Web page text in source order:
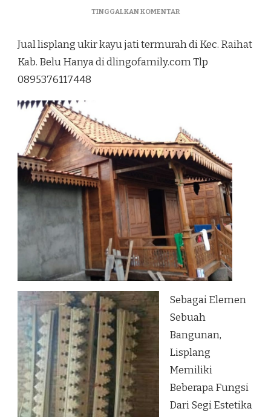
TINGGALKAN KOMENTARPADA
UKIR
KAYU
KAB.
BELU
Jual lisplang ukir kayu jati termurah di Kec. Raihat
Kab. Belu Hanya di dlingofamily.com Tlp
0895376117448
Sebagai Elemen
Sebuah
Bangunan,
Lisplang
Memiliki
Beberapa Fungsi
Dari Segi Estetika